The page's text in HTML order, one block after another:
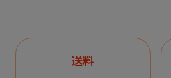
送料